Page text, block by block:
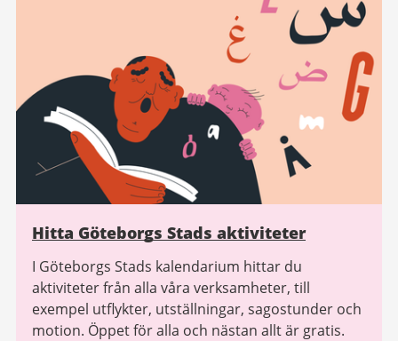
Hitta Göteborgs Stads aktiviteter
I Göteborgs Stads kalendarium hittar du
aktiviteter från alla våra verksamheter, till
exempel utflykter, utställningar, sagostunder och
motion. Öppet för alla och nästan allt är gratis.